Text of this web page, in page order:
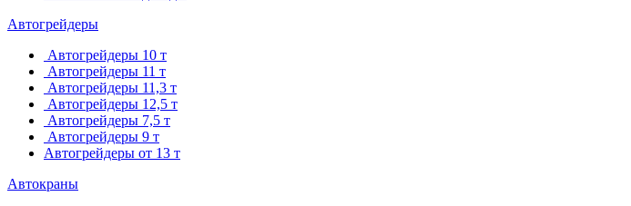
Автогрейдеры
Автогрейдеры 10 т
Автогрейдеры 11 т
Автогрейдеры 11,3 т
Автогрейдеры 12,5 т
Автогрейдеры 7,5 т
Автогрейдеры 9 т
Автогрейдеры от 13 т
Автокраны